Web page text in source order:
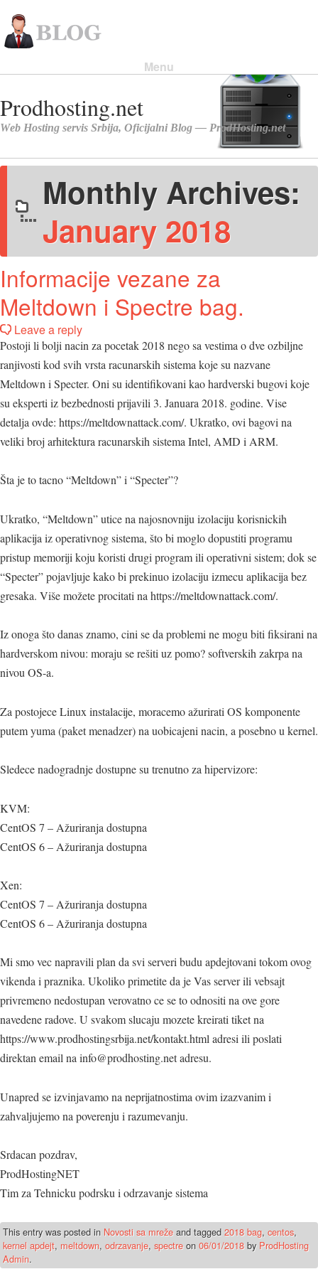
Menu
Monthly Archives:
January 2018
Informacije vezane za
Meltdown i Spectre bag.
Leave a reply
Postoji li bolji nacin za pocetak 2018 nego sa vestima o dve ozbiljne
ranjivosti kod svih vrsta racunarskih sistema koje su nazvane
Meltdown i Specter. Oni su identifikovani kao hardverski bugovi koje
su eksperti iz bezbednosti prijavili 3. Januara 2018. godine. Vise
detalja ovde: https://meltdownattack.com/. Ukratko, ovi bagovi na
veliki broj arhitektura racunarskih sistema Intel, AMD i ARM.
Šta je to tacno “Meltdown” i “Specter”?
Ukratko, “Meltdown” utice na najosnovniju izolaciju korisnickih
aplikacija iz operativnog sistema, što bi moglo dopustiti programu
pristup memoriji koju koristi drugi program ili operativni sistem; dok se
“Specter” pojavljuje kako bi prekinuo izolaciju izmecu aplikacija bez
gresaka. Više možete procitati na https://meltdownattack.com/.
Iz onoga što danas znamo, cini se da problemi ne mogu biti fiksirani na
hardverskom nivou: moraju se rešiti uz pomo? softverskih zakrpa na
nivou OS-a.
Za postojece Linux instalacije, moracemo ažurirati OS komponente
putem yuma (paket menadzer) na uobicajeni nacin, a posebno u kernel.
Sledece nadogradnje dostupne su trenutno za hipervizore:
KVM:
CentOS 7 – Ažuriranja dostupna
CentOS 6 – Ažuriranja dostupna
Xen:
CentOS 7 – Ažuriranja dostupna
CentOS 6 – Ažuriranja dostupna
Mi smo vec napravili plan da svi serveri budu apdejtovani tokom ovog
vikenda i praznika. Ukoliko primetite da je Vas server ili vebsajt
privremeno nedostupan verovatno ce se to odnositi na ove gore
navedene radove. U svakom slucaju mozete kreirati tiket na
https://www.prodhostingsrbija.net/kontakt.html adresi ili poslati
direktan email na info@prodhosting.net adresu.
Unapred se izvinjavamo na neprijatnostima ovim izazvanim i
zahvaljujemo na poverenju i razumevanju.
Srdacan pozdrav,
ProdHostingNET
Tim za Tehnicku podrsku i odrzavanje sistema
This entry was posted in Novosti sa mreže and tagged 2018 bag, centos,
kernel apdejt, meltdown, odrzavanje, spectre on 06/01/2018 by ProdHosting
Admin.